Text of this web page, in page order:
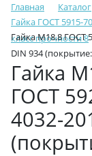
Главная Каталог
Гайка ГОСТ 5915-
класс прочности 8
Гайка М18.8 ГОСТ
DIN 934
Гайка
ГОСТ
4032-